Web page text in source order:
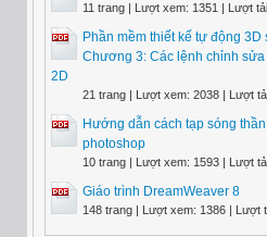
11 trang | Lượt xem: 1351 | Lượt
Phần mềm thiết kế tự động 3D
Chương 3: Các lệnh chỉnh
2D
21 trang | Lượt xem: 2038 | Lượt
Hướng dẫn cách tạp sóng
photoshop
10 trang | Lượt xem: 1593 | Lượt
Giáo trình DreamWeaver 8
148 trang | Lượt xem: 1386 | Lượt